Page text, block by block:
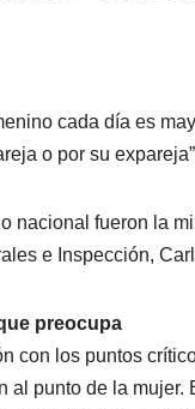
cada día es
o por su
nacional fueron la
e Inspección,
preocupa
con los puntos
al punto de la